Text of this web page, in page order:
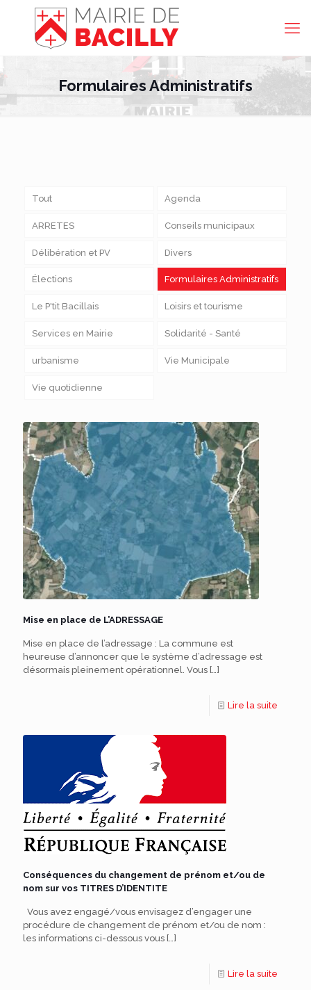
Formulaires Administratifs
Tout Agenda
ARRETES Conseils municipaux
Délibération et PV Divers
Élections Formulaires Administratifs
Le P'tit Bacillais Loisirs et tourisme
Services en Mairie Solidarité - Santé
urbanisme Vie Municipale
Vie quotidienne
Mise en place de L’ADRESSAGE
Mise en place de l’adressage : La commune est
heureuse d’annoncer que le système d’adressage est
désormais pleinement opérationnel. Vous […]
Lire la suite
Conséquences du changement de prénom et/ou de
nom sur vos TITRES D’IDENTITE
Vous avez engagé/vous envisagez d’engager une
procédure de changement de prénom et/ou de nom :
les informations ci-dessous vous […]
Lire la suite